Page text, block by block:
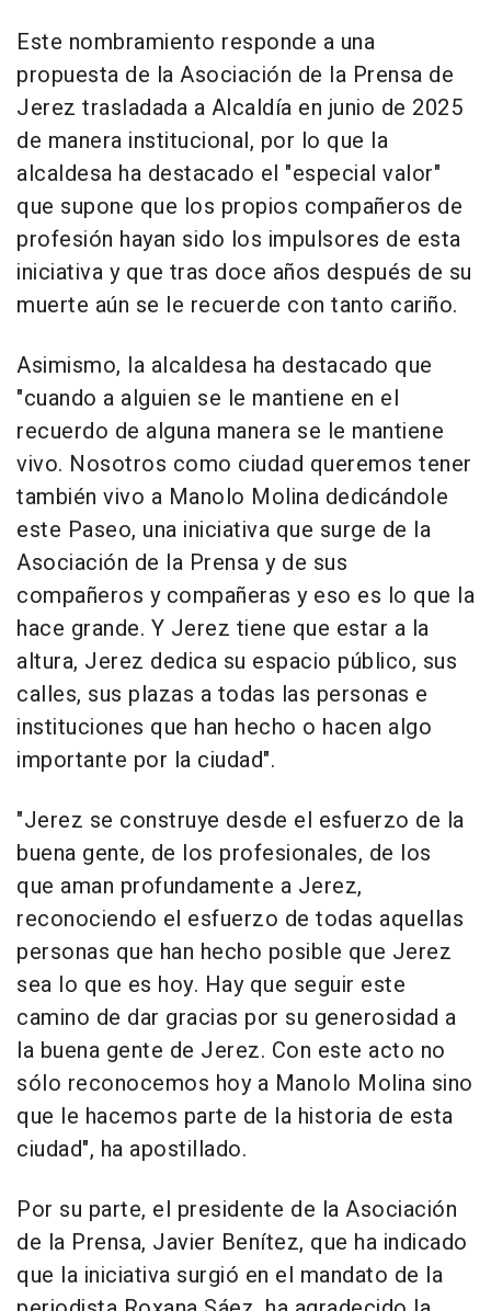
Este nombramiento responde a una
propuesta de la Asociación de la Prensa de
Jerez trasladada a Alcaldía en junio de 2025
de manera institucional, por lo que la
alcaldesa ha destacado el "especial valor"
que supone que los propios compañeros de
profesión hayan sido los impulsores de esta
iniciativa y que tras doce años después de su
muerte aún se le recuerde con tanto cariño.
Asimismo, la alcaldesa ha destacado que
"cuando a alguien se le mantiene en el
recuerdo de alguna manera se le mantiene
vivo. Nosotros como ciudad queremos tener
también vivo a Manolo Molina dedicándole
este Paseo, una iniciativa que surge de la
Asociación de la Prensa y de sus
compañeros y compañeras y eso es lo que la
hace grande. Y Jerez tiene que estar a la
altura, Jerez dedica su espacio público, sus
calles, sus plazas a todas las personas e
instituciones que han hecho o hacen algo
importante por la ciudad".
"Jerez se construye desde el esfuerzo de la
buena gente, de los profesionales, de los
que aman profundamente a Jerez,
reconociendo el esfuerzo de todas aquellas
personas que han hecho posible que Jerez
sea lo que es hoy. Hay que seguir este
camino de dar gracias por su generosidad a
la buena gente de Jerez. Con este acto no
sólo reconocemos hoy a Manolo Molina sino
que le hacemos parte de la historia de esta
ciudad", ha apostillado.
Por su parte, el presidente de la Asociación
de la Prensa, Javier Benítez, que ha indicado
que la iniciativa surgió en el mandato de la